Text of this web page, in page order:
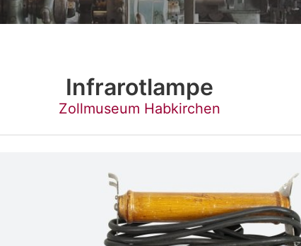
Infrarotlampe
Zollmuseum Habkirchen